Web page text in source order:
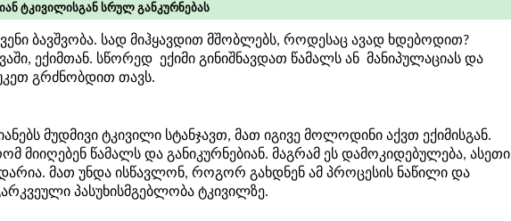
ტკივილისგან სრულ განკურნებას
ბავშვობა. სად მიჰყავდით მშობლებს, როდესაც ავად ხდებოდით?
ექიმთან. სწორედ ექიმი გინიშნავდათ წამალს ან მანიპულაციას და
გრძნობდით თავს.
მუდმივი ტკივილი სტანჯავთ, მათ იგივე მოლოდინი აქვთ ექიმისგან.
მიიღებენ წამალს და განიკურნებიან. მაგრამ ეს დამოკიდებულება, ასეთი
მათ უნდა ისწავლონ, როგორ გახდნენ ამ პროცესის ნაწილი და
პასუხისმგებლობა ტკივილზე.